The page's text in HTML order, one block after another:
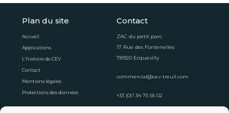
Plan du site
Accueil
Applications
L'histoire de CEV
Contact
Mentions légales
Protections des données
Contact
ZAC du petit parc
17 Rue des Fontenelles
78920 Ecquevilly
commercial@cev-treuil.com
+33 (0)1 34 75 55 02